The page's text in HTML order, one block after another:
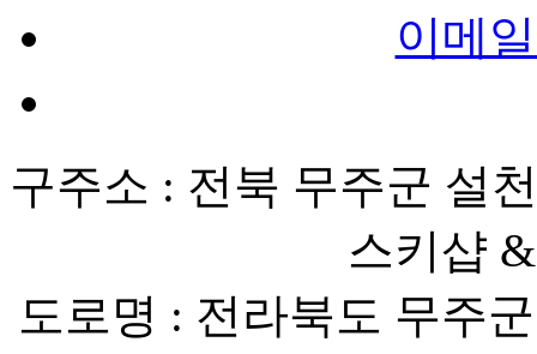
이메
구주소 : 전북 무주군 설
스키샵
도로명 : 전라북도 무주